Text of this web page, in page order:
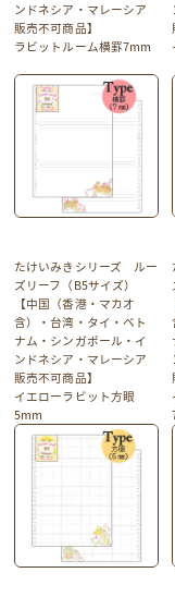
ンドネシア・マレーシア
販売不可商品】
ラビットルーム横罫7mm
たけいみきシリーズ ルー
ズリーフ（B5サイズ）
【中国（香港・マカオ
含）・台湾・タイ・ベト
ナム・シンガポール・イ
ンドネシア・マレーシア
販売不可商品】
イエローラビット方眼
5mm